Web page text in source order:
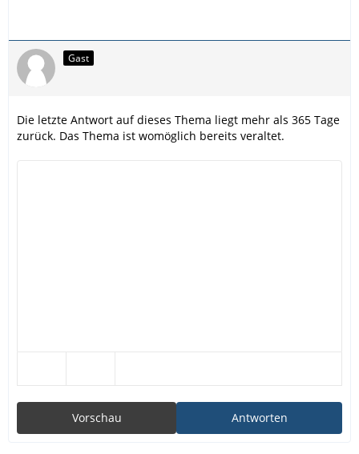
Gast
Die letzte Antwort auf dieses Thema liegt mehr als 365 Tage
zurück. Das Thema ist womöglich bereits veraltet.
Antworten
Vorschau